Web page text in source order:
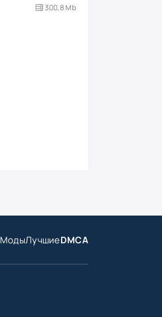
300,8 Mb
МодыЛучшиеDMCA